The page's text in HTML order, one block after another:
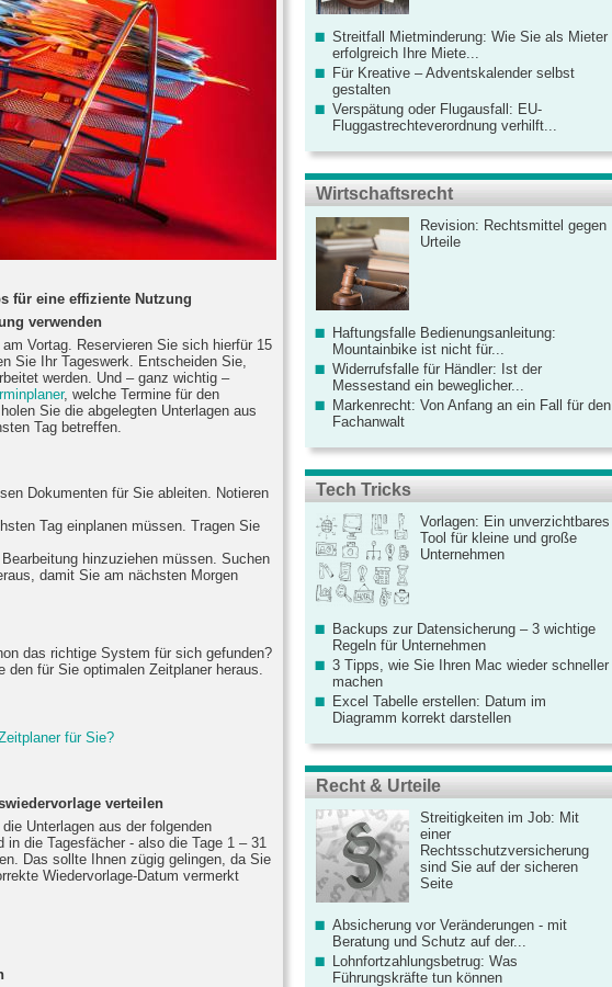
für eine effiziente Nutzung
verwenden
Vortag. Reservieren Sie sich hierfür 15
Sie Ihr Tageswerk. Entscheiden Sie,
werden. Und – ganz wichtig –
, welche Termine für den
Sie die abgelegten Unterlagen aus
Tag betreffen.
Dokumenten für Sie ableiten. Notieren
Tag einplanen müssen. Tragen Sie
hinzuziehen müssen. Suchen
damit Sie am nächsten Morgen
das richtige System für sich gefunden?
für Sie optimalen Zeitplaner heraus.
für Sie?
verteilen
Unterlagen aus der folgenden
in die Tagesfächer - also die Tage 1 – 31
Das sollte Ihnen zügig gelingen, da Sie
Wiedervorlage-Datum vermerkt
Streitfall Mietminderung: Wie Sie als Mieter
erfolgreich Ihre Miete...
Für Kreative – Adventskalender selbst
gestalten
Verspätung oder Flugausfall: EU-
Fluggastrechteverordnung verhilft...
Wirtschaftsrecht
Revision: Rechtsmittel gegen
Urteile
Haftungsfalle Bedienungsanleitung:
Mountainbike ist nicht für...
Widerrufsfalle für Händler: Ist der
Messestand ein beweglicher...
Markenrecht: Von Anfang an ein Fall für den
Fachanwalt
Tech Tricks
Vorlagen: Ein unverzichtbares
Tool für kleine und große
Unternehmen
Backups zur Datensicherung – 3 wichtige
Regeln für Unternehmen
3 Tipps, wie Sie Ihren Mac wieder schneller
machen
Excel Tabelle erstellen: Datum im
Diagramm korrekt darstellen
Recht & Urteile
Streitigkeiten im Job: Mit
einer
Rechtsschutzversicherung
sind Sie auf der sicheren
Seite
Absicherung vor Veränderungen - mit
Beratung und Schutz auf der...
Lohnfortzahlungsbetrug: Was
Führungskräfte tun können